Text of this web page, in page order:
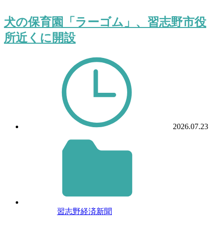
犬の保育園「ラーゴム」、習志野市役
所近くに開設
2026.07.23
習志野経済新聞